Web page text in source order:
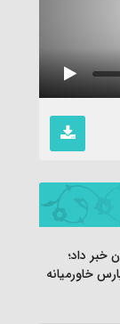
خبر داد؛
خاورمیانه